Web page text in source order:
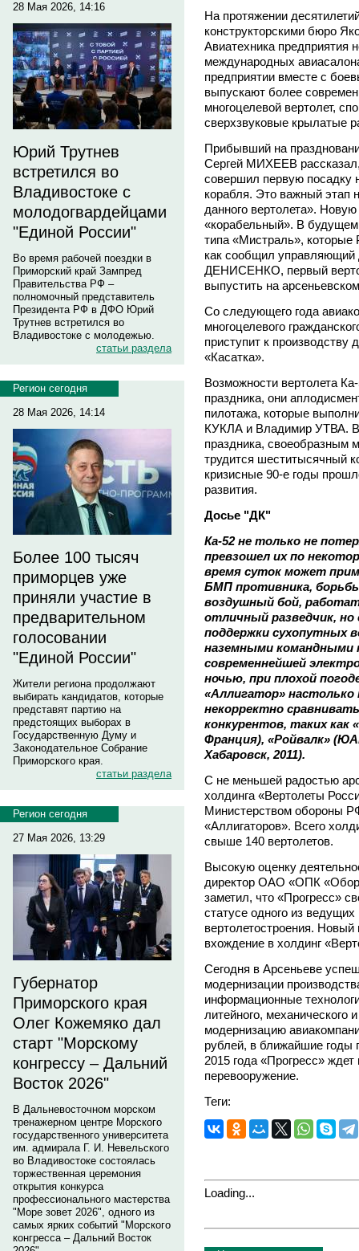
28 Мая 2026, 14:16
Юрий Трутнев
встретился во
Владивостоке с
молодогвардейцами
"Единой России"
Во время рабочей поездки в
Приморский край Зампред
Правительства РФ –
полномочный представитель
Президента РФ в ДФО Юрий
Трутнев встретился во
Владивостоке с молодежью.
статьи раздела
Регион сегодня
28 Мая 2026, 14:14
Более 100 тысяч
приморцев уже
приняли участие в
предварительном
голосовании
"Единой России"
Жители региона продолжают
выбирать кандидатов, которые
представят партию на
предстоящих выборах в
Государственную Думу и
Законодательное Собрание
Приморского края.
статьи раздела
Регион сегодня
27 Мая 2026, 13:29
Губернатор
Приморского края
Олег Кожемяко дал
старт "Морскому
конгрессу – Дальний
Восток 2026"
В Дальневосточном морском
тренажерном центре Морского
государственного университета
им. адмирала Г. И. Невельского
во Владивостоке состоялась
торжественная церемония
открытия конкурса
профессионального мастерства
"Море зовет 2026", одного из
самых ярких событий "Морского
конгресса – Дальний Восток
На протяжении
конструкторскими бюро
Авиатехника предприятия
международных
предприятии вместе с
выпускают более
многоцелевой вертолет,
сверхзвуковые крылатые
Прибывший на
Сергей МИХЕЕВ
совершил первую посадку
корабля. Это важный этап
данного вертолета».
«корабельный». В будущем
типа «Мистраль», которые
как сообщил
ДЕНИСЕНКО, первый
выпустить на
Со следующего года
многоцелевого
приступит к
«Касатка».
Возможности вертолета
праздника, они
пилотажа, которые
КУКЛА и Владимир УТВА.
праздника, своеобразным
трудится шеститысячный
кризисные 90-е годы
развития.
Досье "ДК"
Ка-52 не только не
превзошел их по
время суток может
БМП противника,
воздушный бой,
отличный разведчик,
поддержки сухопутных
наземными командными
современнейшей
ночью, при плохой
«Аллигатор» настолько
некорректно
конкурентов, таких как
Франция), «Ройвалк»
Хабаровск, 2011).
С не меньшей радостью
холдинга «Вертолеты
Министерством обороны
«Аллигаторов». Всего
свыше 140 вертолетов.
Высокую оценку
директор ОАО «ОПК
заметил, что «Прогресс»
статусе одного из ведущих
вертолетостроения.
вхождение в холдинг
Сегодня в Арсеньеве
модернизации
информационные
литейного, механического
модернизацию
рублей, в ближайшие годы
2015 года «Прогресс»
перевооружение.
Теги:
Loading...